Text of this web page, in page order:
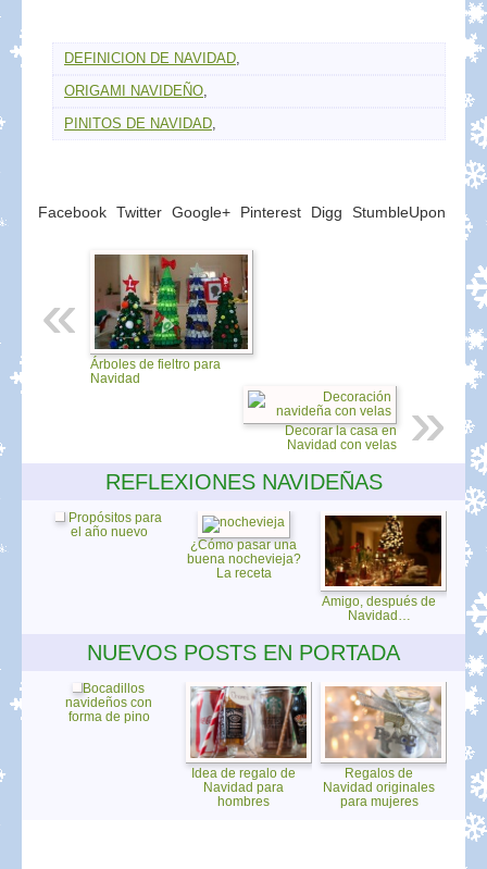
DEFINICION DE NAVIDAD
ORIGAMI NAVIDEÑO
PINITOS DE NAVIDAD
Facebook Twitter Google+ Pinterest Digg StumbleUpon
Árboles de fieltro para
Navidad
Decorar la casa en
Navidad con velas
REFLEXIONES NAVIDEÑAS
Propósitos para
el año nuevo
¿Cómo pasar una
buena nochevieja?
La receta
Amigo, después de
Navidad…
NUEVOS POSTS EN PORTADA
Bocadillos
navideños con
forma de pino
Idea de regalo de
Navidad para
hombres
Regalos de
Navidad originales
para mujeres